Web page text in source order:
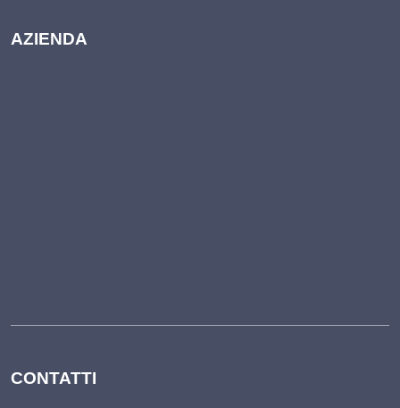
AZIENDA
CONTATTI